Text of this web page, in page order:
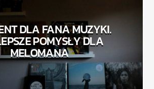
MUZY
DLA FANA MUZYKI.
POMYSŁY DLA
MELOMANA